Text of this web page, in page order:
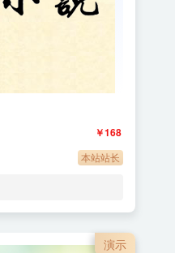
￥168
本站站长
演示